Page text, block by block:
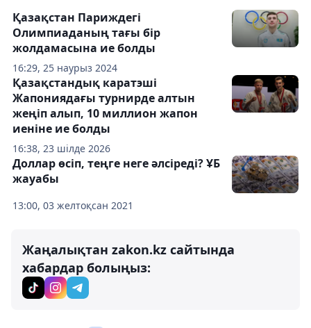
16:29, 25 наурыз 2024
Қазақстан Париждегі
Олимпиаданың тағы бір
жолдамасына ие болды
16:38, 23 шілде 2026
Қазақстандық каратэші
Жапониядағы турнирде алтын
жеңіп алып, 10 миллион жапон
иеніне ие болды
13:00, 03 желтоқсан 2021
Доллар өсіп, теңге неге әлсіреді? ҰБ
жауабы
Жаңалықтан zakon.kz сайтында
хабардар болыңыз: